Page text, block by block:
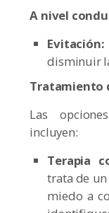
A nivel
Evitación:
disminuir
Tratamiento
Las
incluyen:
Terapia
trata de
miedo a